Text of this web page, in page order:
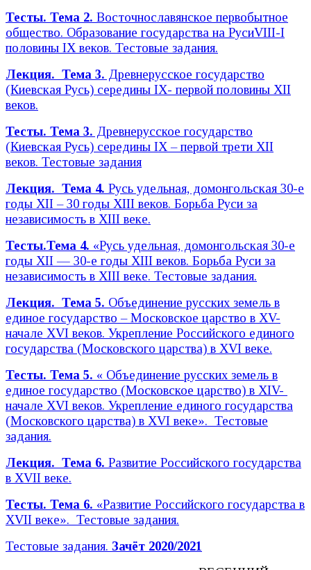
Тесты. Тема 2. Восточнославянское первобытное
общество. Образование государства на РусиVIII-I
половины IX веков. Тестовые задания.
Лекция. Тема 3. Древнерусское государство
(Киевская Русь) середины IX- первой половины XII
веков.
Тесты. Тема 3. Древнерусское государство
(Киевская Русь) середины IX – первой трети XII
веков. Тестовые задания
Лекция. Тема 4. Русь удельная, домонгольская 30-е
годы XII – 30 годы XIII веков. Борьба Руси за
независимость в XIII веке.
Тесты.Тема 4. «Русь удельная, домонгольская 30-е
годы XII — 30-е годы XIII веков. Борьба Руси за
независимость в XIII веке. Тестовые задания.
Лекция. Тема 5. Объединение русских земель в
единое государство – Московское царство в XV-
начале XVI веков. Укрепление Российского единого
государства (Московского царства) в XVI веке.
Тесты. Тема 5. « Объединение русских земель в
единое государство (Московское царство) в XIV-
начале XVI веков. Укрепление единого государства
(Московского царства) в XVI веке». Тестовые
задания.
Лекция. Тема 6. Развитие Российского государства
в XVII веке.
Тесты. Тема 6. «Развитие Российского государства в
XVII веке». Тестовые задания.
Тестовые задания. Зачёт 2020/2021